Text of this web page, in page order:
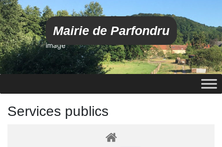
Mairie de Parfondru
image
Services publics